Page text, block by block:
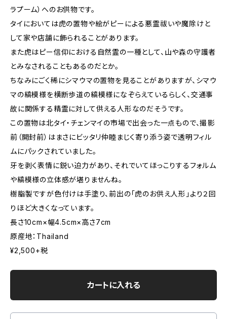
ラプーム）へのお供物です。
タイにおいては虎の置物や絵がピーによる悪霊祓いや魔除けと
して家や店舗に飾られることがあります。
また虎はピー信仰における自然霊の一種として、山や森の守護者
とみなされることもあるのだとか。
ちなみにごく稀にシマウマの置物を見ることがありますが、シマウ
マの縞模様を横断歩道の縞模様になぞらえているらしく、交通事
故に関係する精霊に対して供える人形なのだそうです。
この置物は北タイ・チェンマイの市場で出会った一点もので、撮影
前（開封前）はまさにビッタリ仲睦まじく寄り添う姿で透明フィル
ムにパックされていました。
牙を剥く表情に鋭い迫力があり、それでいてほっこりするフォルム
や縞模様の立体感が堪りませんね。
樹脂製ですが色付けは手塗り、前出の「虎のお供え人形」より２回
りほど大きくなっています。
長さ10cm×幅4.5cm×高さ7cm
原産地：Thailand
¥2,500+税
カートに入れる